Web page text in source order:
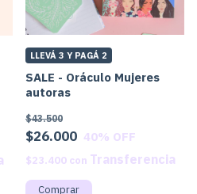
SALE - Oráculo Mujeres
autoras
$26.000
$43.500
40% OFF
LLEVÁ 3 Y PAGÁ 2
$23.400 con